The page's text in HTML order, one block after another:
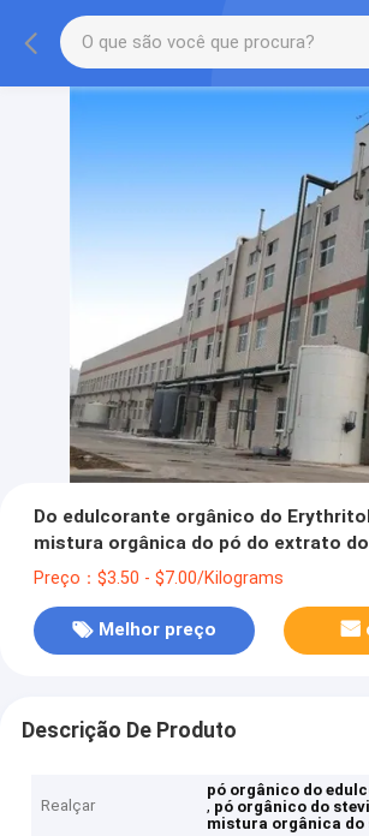
Do edulcorante orgânico do
mistura orgânica do pó do extrato
Preço：$3.50 - $7.00/Kilograms
Melhor preço
Descrição De Produto
Realçar
pó orgânico do
, pó orgânico do
mistura orgânica do